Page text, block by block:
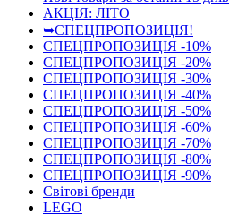
АКЦІЯ: ЛІТО
➥СПЕЦПРОПОЗИЦІЯ!
СПЕЦПРОПОЗИЦІЯ -10%
СПЕЦПРОПОЗИЦІЯ -20%
СПЕЦПРОПОЗИЦІЯ -30%
СПЕЦПРОПОЗИЦІЯ -40%
СПЕЦПРОПОЗИЦІЯ -50%
СПЕЦПРОПОЗИЦІЯ -60%
СПЕЦПРОПОЗИЦІЯ -70%
СПЕЦПРОПОЗИЦІЯ -80%
СПЕЦПРОПОЗИЦІЯ -90%
Світові бренди
LEGO